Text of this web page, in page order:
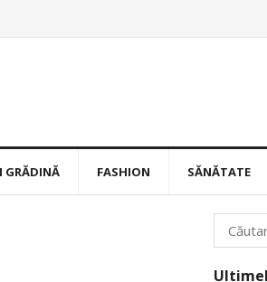
GRĂDINĂ FASHION SĂNĂTATE
Caută
după: